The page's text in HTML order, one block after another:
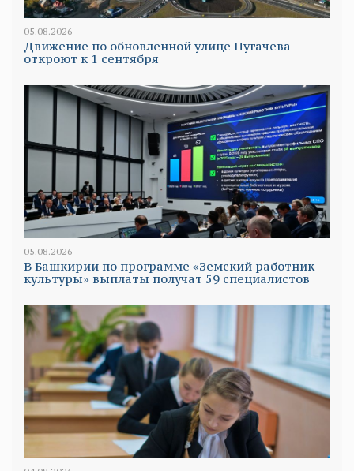
05.08.2026
Движение по обновленной улице Пугачева
откроют к 1 сентября
05.08.2026
В Башкирии по программе «Земский работник
культуры» выплаты получат 59 специалистов